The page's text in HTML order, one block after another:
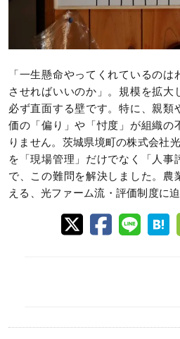
「一生懸命やってくれているの
させればいいのか」。規模を拡大
必ず直面する壁です。特に、親類
価の「偏り」や「忖度」が組織の
りません。茨城県境町の株式会社
を「現場管理」だけでなく「人事
で、この難問を解決しました。農
える、光ファーム流・評価制度に迫